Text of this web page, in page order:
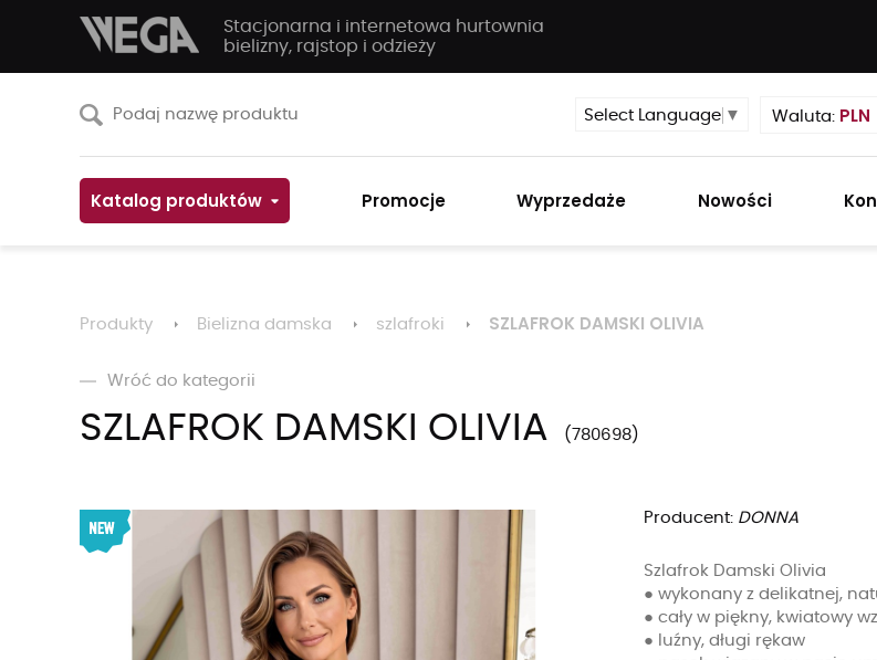
Stacjonarna i internetowa hurtownia
bielizny, rajstop i odzieży
Select Language ▼ Waluta: PLN
Katalog produktów Promocje Wyprzedaże Nowości
Produkty Bielizna damska szlafroki SZLAFROK DAMSKI OLIVIA
Wróć do kategorii
SZLAFROK DAMSKI OLIVIA 780698
Producent: DONNA
Szlafrok Damski Olivia
● wykonany z delikatnej,
● cały w piękny, kwiatowy
● luźny, długi rękaw